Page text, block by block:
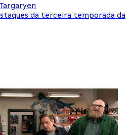
da terceira temporada da